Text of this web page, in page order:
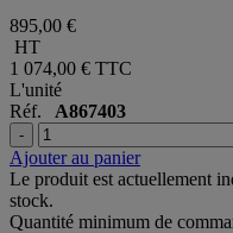
895,00 €
HT
1 074,00 € TTC
L'unité
Réf. A867403
-
Ajouter au panier
Le produit est actuellement
stock.
Quantité minimum de